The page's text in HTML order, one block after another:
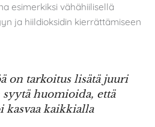
esimerkiksi vähähiilisellä
ja hiildioksidin kierrättämiseen
on tarkoitus lisätä juuri
huomioida, että
kasvaa kaikkialla